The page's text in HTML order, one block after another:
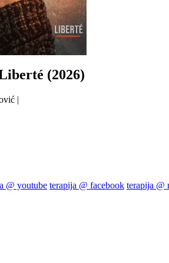
(2026)
|
@ youtube terapija @ facebook terapija @